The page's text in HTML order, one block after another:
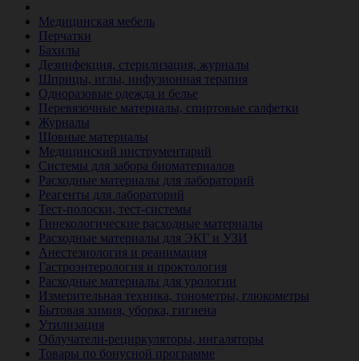
Медицинская мебель
Перчатки
Бахилы
Дезинфекция, стерилизация, журналы
Шприцы, иглы, инфузионная терапия
Одноразовые одежда и белье
Перевязочные материалы, спиртовые салфетки
Журналы
Шовные материалы
Медицинский инструментарий
Системы для забора биоматериалов
Расходные материалы для лабораторий
Реагенты для лабораторий
Тест-полоски, тест-системы
Гинекологические расходные материалы
Расходные материалы для ЭКГ и УЗИ
Анестезиология и реанимация
Гастроэнтерология и проктология
Расходные материалы для урологии
Измерительная техника, тонометры, глюкометры
Бытовая химия, уборка, гигиена
Утилизация
Облучатели-рециркуляторы, ингаляторы
Товары по бонусной программе